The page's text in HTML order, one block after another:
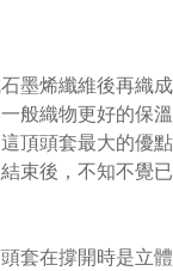
墨烯纖維後再織
般織物更好的保
頂頭套最大的優
束後，不知不覺
套在撐開時是立